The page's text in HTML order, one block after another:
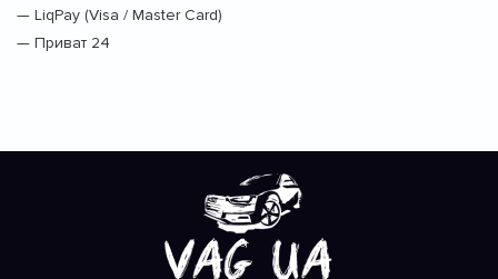
— LiqPay (Visa / Master Card)
— Приват 24